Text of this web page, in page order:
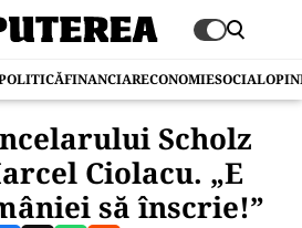
FINANCIARECONOMIESOCIAL
Scholz
Ciolacu. „E
să înscrie!”